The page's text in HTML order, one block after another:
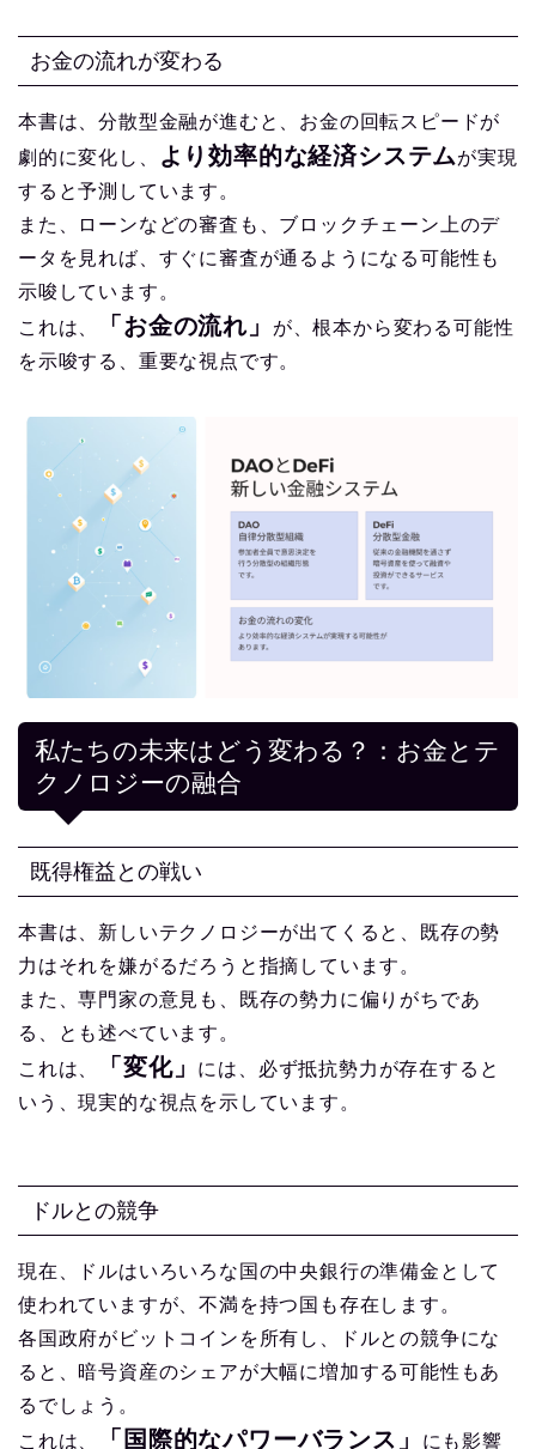
お金の流れが変わる
本書は、分散型金融が進むと、お金の回転スピードが
劇的に変化し、
より効率的な経済システムが実現
すると予測しています。
また、ローンなどの審査も、ブロックチェーン上のデ
ータを見れば、すぐに審査が通るようになる可能性も
示唆しています。
これは、
「お金の流れ」
が、根本から変わる可能性
を示唆する、重要な視点です。
私たちの未来はどう変わる？：お金とテ
クノロジーの融合
既得権益との戦い
本書は、新しいテクノロジーが出てくると、既存の勢
力はそれを嫌がるだろうと指摘しています。
また、専門家の意見も、既存の勢力に偏りがちであ
る、とも述べています。
これは、
「変化」
には、必ず抵抗勢力が存在すると
いう、現実的な視点を示しています。
ドルとの競争
現在、ドルはいろいろな国の中央銀行の準備金として
使われていますが、不満を持つ国も存在します。
各国政府がビットコインを所有し、ドルとの競争にな
ると、暗号資産のシェアが大幅に増加する可能性もあ
るでしょう。
これは、
「国際的なパワーバランス」 にも影響